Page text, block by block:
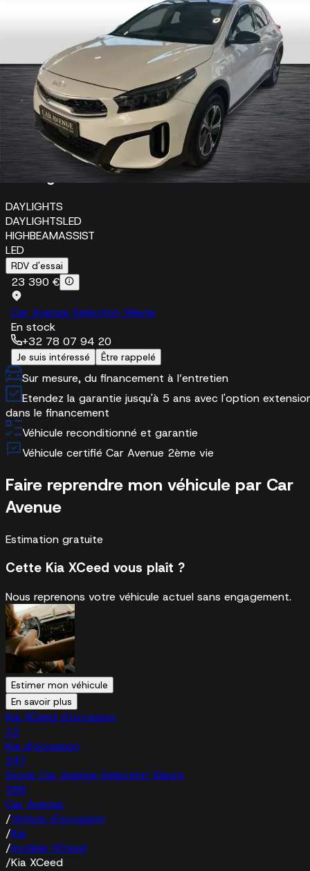
Mécanique et performance
HILLHOLDER
INDUCTION
STARTSTOP
Éclairage
DAYLIGHTS
DAYLIGHTSLED
HIGHBEAMASSIST
LED
RDV d'essai
23 390 €
Car Avenue Selection Wavre
En stock
+32 78 07 94 20
Je suis intéressé Être rappelé
Sur mesure, du financement à l’entretien
Etendez la garantie jusqu'à 5 ans avec l'option
dans le financement
Véhicule reconditionné et garantie
Véhicule certifié Car Avenue 2ème vie
Faire reprendre mon véhicule par Car
Avenue
Estimation gratuite
Cette Kia XCeed vous plaît ?
Nous reprenons votre véhicule actuel sans engagement.
Estimer mon véhicule
En savoir plus
Kia XCeed d'occasion
12
Kia d'occasion
247
Stock Car Avenue Selection Wavre
298
Car Avenue
/Voiture d'occasion
/Kia
/modele-XCeed
/Kia XCeed